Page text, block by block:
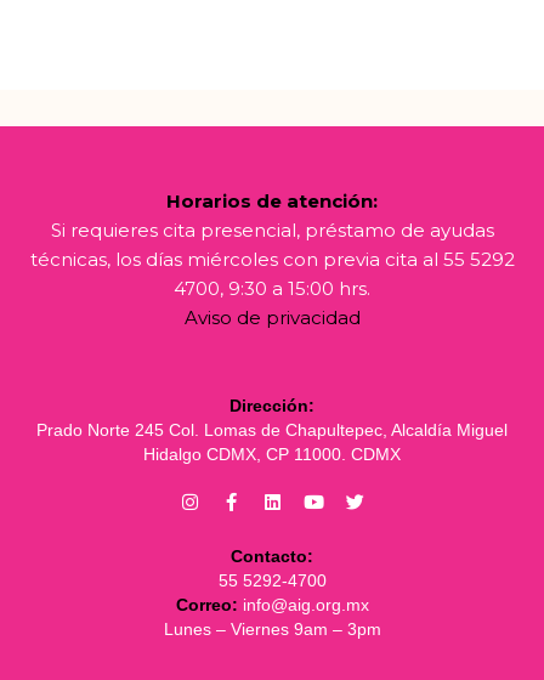
Horarios de atención:
Si requieres cita presencial, préstamo de ayudas
técnicas, los días miércoles con previa cita al 55 5292
4700, 9:30 a 15:00 hrs.
Aviso de privacidad
Dirección:
Prado Norte 245 Col. Lomas de Chapultepec, Alcaldía Miguel
Hidalgo CDMX, CP 11000. CDMX
Contacto:
55 5292-4700
Correo: info@aig.org.mx
Lunes – Viernes 9am – 3pm